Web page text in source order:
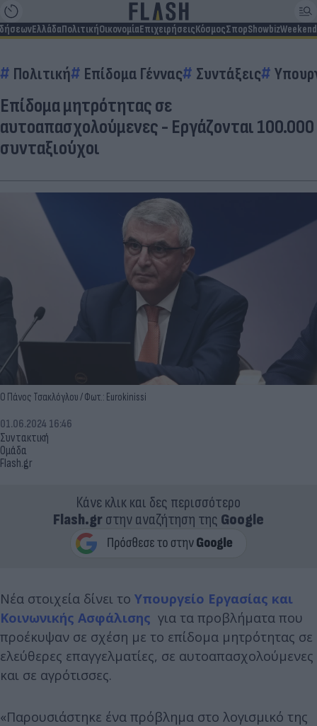
ΕλλάδαΠολιτικήΟικονομίαΕπιχειρήσειςΚόσμοςΣπορShowbizWeekend
Πολιτική Επίδομα Γέννας Συντάξεις
Επίδομα μητρότητας σε
αυτοαπασχολούμενες - Εργάζονται 100.000
συνταξιούχοι
Ο Πάνος Τσακλόγλου / Φωτ.: Eurokinissi
Συντακτική
Ομάδα
Flash.gr
01.06.2024 16:46
Κάνε κλικ και δες περισσότερο
Flash.grστην αναζήτηση της Google
Νέα στοιχεία δίνει το Υπουργείο Εργασίας και
Κοινωνικής Ασφάλισης για τα προβλήματα που
προέκυψαν σε σχέση με το επίδομα μητρότητας σε
ελεύθερες επαγγελματίες, σε αυτοαπασχολούμενες
και σε αγρότισσες.
«Παρουσιάστηκε ένα πρόβλημα στο λογισμικό της